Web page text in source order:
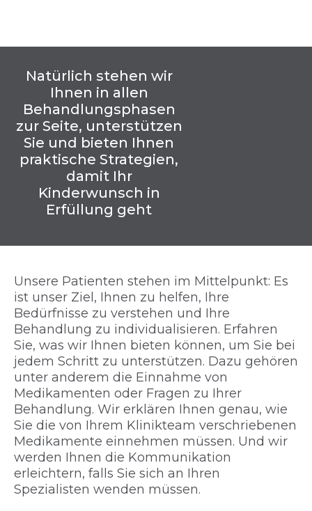
Natürlich stehen wir
Ihnen in allen
Behandlungsphasen
zur Seite, unterstützen
Sie und bieten Ihnen
praktische Strategien,
damit Ihr
Kinderwunsch in
Erfüllung geht
Unsere Patienten stehen im Mittelpunkt: Es
ist unser Ziel, Ihnen zu helfen, Ihre
Bedürfnisse zu verstehen und Ihre
Behandlung zu individualisieren. Erfahren
Sie, was wir Ihnen bieten können, um Sie bei
jedem Schritt zu unterstützen. Dazu gehören
unter anderem die Einnahme von
Medikamenten oder Fragen zu Ihrer
Behandlung. Wir erklären Ihnen genau, wie
Sie die von Ihrem Klinikteam verschriebenen
Medikamente einnehmen müssen. Und wir
werden Ihnen die Kommunikation
erleichtern, falls Sie sich an Ihren
Spezialisten wenden müssen.